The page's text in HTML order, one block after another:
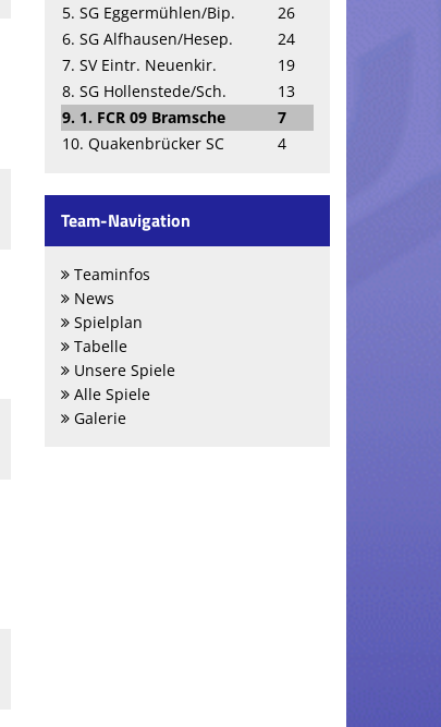
5. SG Eggermühlen/Bip.
26
6. SG Alfhausen/Hesep.
24
7. SV Eintr. Neuenkir.
19
8. SG Hollenstede/Sch.
13
9. 1. FCR 09 Bramsche
7
10. Quakenbrücker SC
4
Team-Navigation
Teaminfos
News
Spielplan
Tabelle
Unsere Spiele
Alle Spiele
Galerie